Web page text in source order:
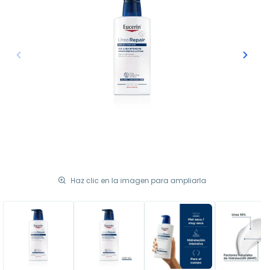
Anterior
keyboard_arrow_left keyboard_arrow_right
Haz clic en la imagen para ampliarla